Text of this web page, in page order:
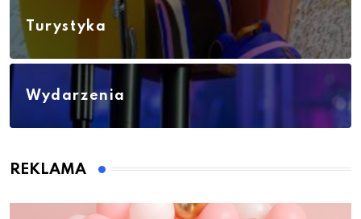
Turystyka
Wydarzenia
REKLAMA